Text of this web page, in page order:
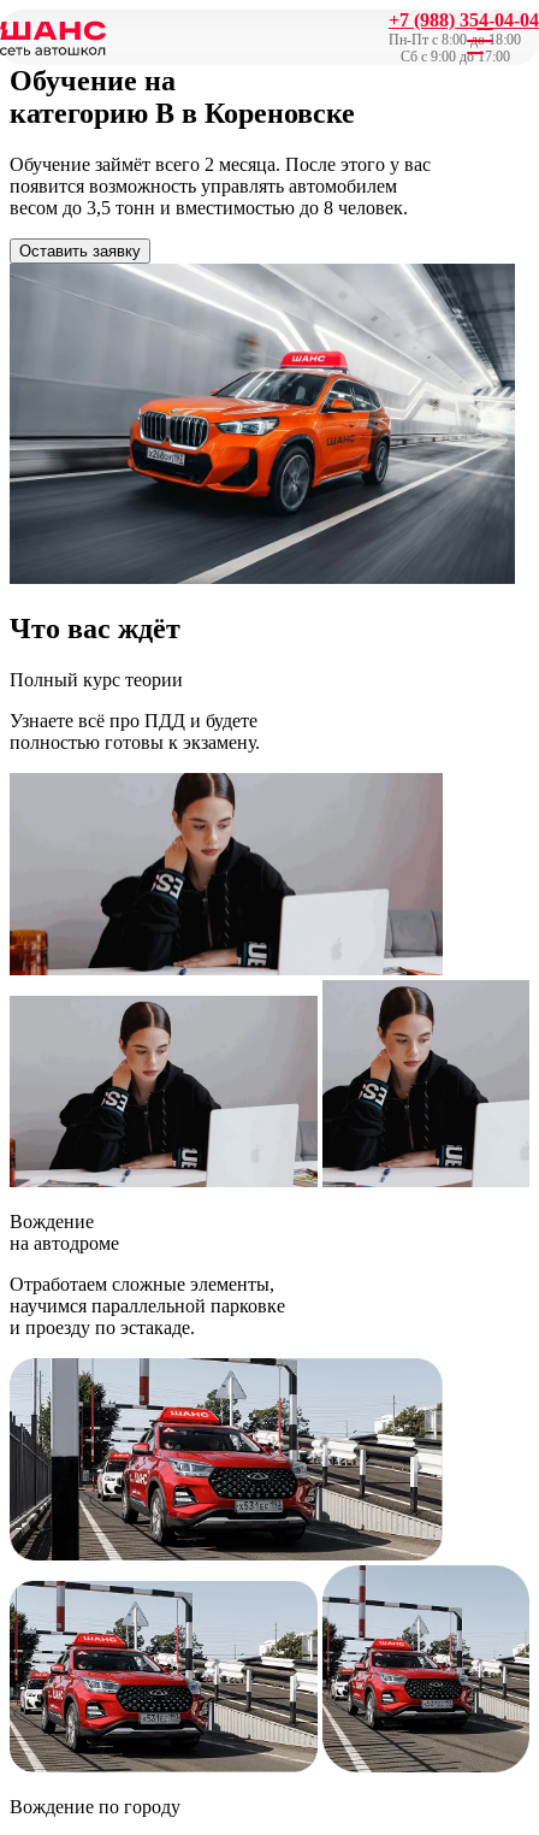
+7 (988) 354-04-04
Пн-Пт с 8:00 до 18:00
Сб с 9:00 до 17:00
Главная/Категория B
Обучение на
категорию B в Кореновске
Обучение займёт всего 2 месяца. После этого у вас
появится возможность управлять автомобилем
весом до 3,5 тонн и вместимостью до 8 человек.
Оставить заявку
Что вас ждёт
Полный курс теории
Узнаете всё про ПДД и будете
полностью готовы к экзамену.
Вождение
на автодроме
Отработаем сложные элементы,
научимся параллельной парковке
и проезду по эстакаде.
Вождение по городу